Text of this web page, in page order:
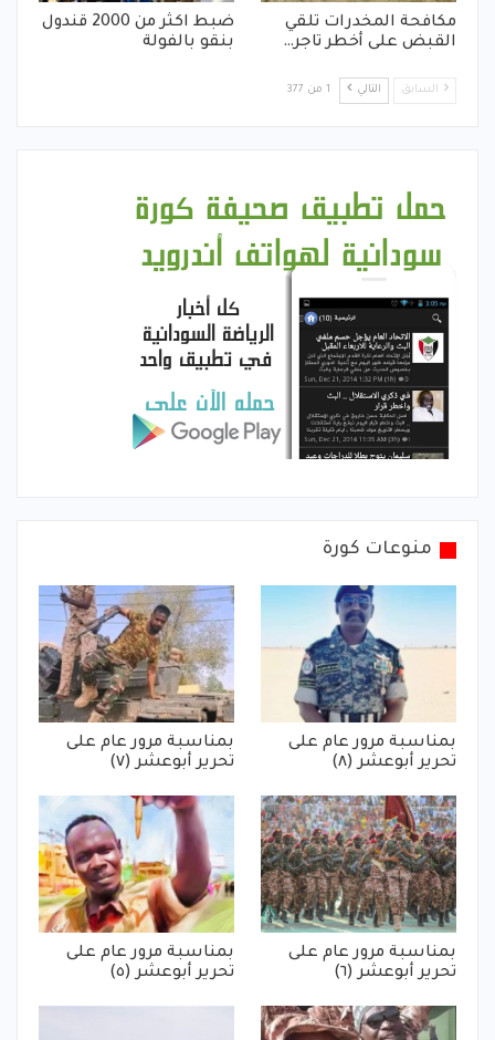
مكافحة المخدرات تلقي
القبض على أخطر تاجر…
ضبط اكثر من 2000 قندول
بنقو بالفولة
السابق التالي 1 من 377
منوعات كورة
بمناسبة مرور عام على
تحرير أبوعشر (٨)
بمناسبة مرور عام على
تحرير أبوعشر (٧)
بمناسبة مرور عام على
تحرير أبوعشر (٦)
بمناسبة مرور عام على
تحرير أبوعشر (٥)